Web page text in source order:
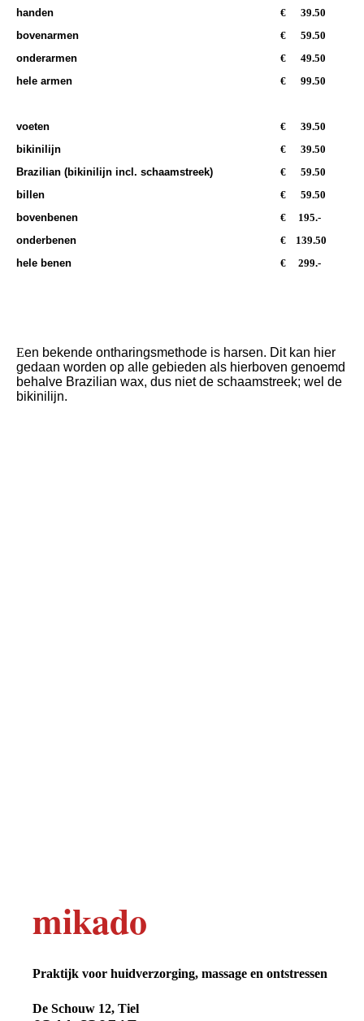
handen €
39.50
bovenarmen
€
59.50
onderarmen
€
49.50
hele armen
€ 99.50
voeten €
39.50
bikinilijn
€
39.50
Brazilian (bikinilijn incl. schaamstreek)
€
59.50
billen
€
59.50
bovenbenen
€
195.-
onderbenen
€
139.50
hele benen
€ 299.-
Een bekende ontharingsmethode is harsen. Dit kan hier
gedaan worden op alle gebieden als hierboven genoemd
behalve Brazilian wax, dus niet de schaamstreek; wel de
bikinilijn.
mikado
Praktijk voor huidverzorging, massage en ontstressen
De Schouw 12, Tiel